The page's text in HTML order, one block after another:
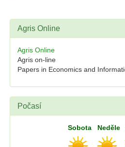
Agris Online
Agris Online
Agris on-line
Papers in Economics and
Počasí
Sobota Neděle